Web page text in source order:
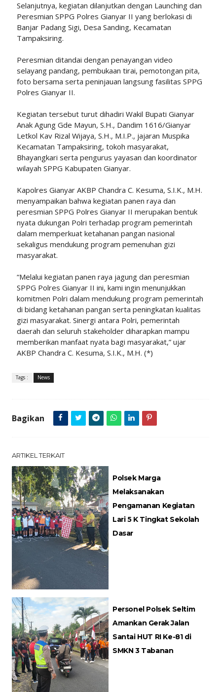
Selanjutnya, kegiatan dilanjutkan dengan Launching dan
Peresmian SPPG Polres Gianyar II yang berlokasi di
Banjar Padang Sigi, Desa Sanding, Kecamatan
Tampaksiring.
Peresmian ditandai dengan penayangan video
selayang pandang, pembukaan tirai, pemotongan pita,
foto bersama serta peninjauan langsung fasilitas SPPG
Polres Gianyar II.
Kegiatan tersebut turut dihadiri Wakil Bupati Gianyar
Anak Agung Gde Mayun, S.H., Dandim 1616/Gianyar
Letkol Kav Rizal Wijaya, S.H., M.I.P., jajaran Muspika
Kecamatan Tampaksiring, tokoh masyarakat,
Bhayangkari serta pengurus yayasan dan koordinator
wilayah SPPG Kabupaten Gianyar.
Kapolres Gianyar AKBP Chandra C. Kesuma, S.I.K., M.H.
menyampaikan bahwa kegiatan panen raya dan
peresmian SPPG Polres Gianyar II merupakan bentuk
nyata dukungan Polri terhadap program pemerintah
dalam memperkuat ketahanan pangan nasional
sekaligus mendukung program pemenuhan gizi
masyarakat.
“Melalui kegiatan panen raya jagung dan peresmian
SPPG Polres Gianyar II ini, kami ingin menunjukkan
komitmen Polri dalam mendukung program pemerintah
di bidang ketahanan pangan serta peningkatan kualitas
gizi masyarakat. Sinergi antara Polri, pemerintah
daerah dan seluruh stakeholder diharapkan mampu
memberikan manfaat nyata bagi masyarakat,” ujar
AKBP Chandra C. Kesuma, S.I.K., M.H. (*)
Tags : News
Bagikan
ARTIKEL TERKAIT
Polsek Marga
Melaksanakan
Pengamanan Kegiatan
Lari 5 K Tingkat Sekolah
Dasar
Personel Polsek Seltim
Amankan Gerak Jalan
Santai HUT RI Ke-81 di
SMKN 3 Tabanan